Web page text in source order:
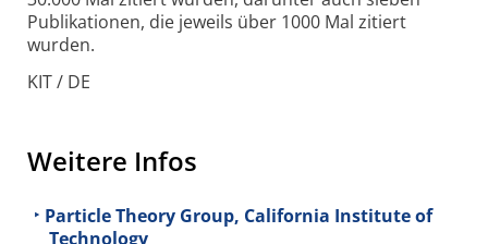
Publikationen, die jeweils über 1000 Mal zitiert
wurden.
KIT / DE
Weitere Infos
Particle Theory Group, California Institute of
Technology